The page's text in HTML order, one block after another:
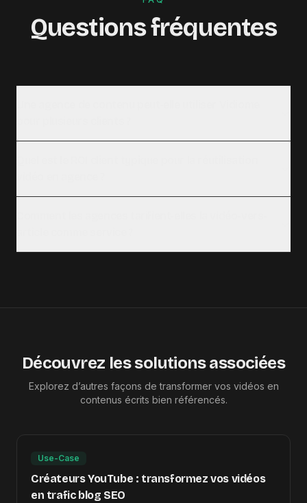
Questions fréquentes
Découvrez les solutions associées
Explorez d’autres façons de transformer vos vidéos en
contenus écrits bien référencés.
Use-Case
Créateurs YouTube : transformez vos vidéos
en trafic blog SEO